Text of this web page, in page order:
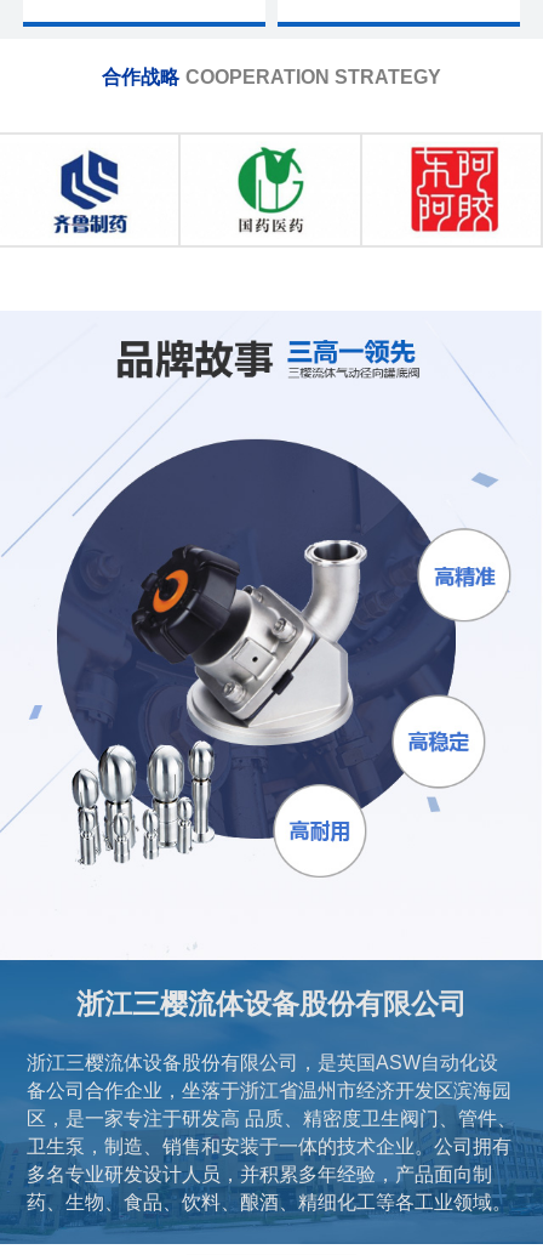
合作战略 COOPERATION STRATEGY
浙江三樱流体设备股份有限公司
浙江三樱流体设备股份有限公司，是英国ASW自动化设
备公司合作企业，坐落于浙江省温州市经济开发区滨海园
区，是一家专注于研发高 品质、精密度卫生阀门、管件、
卫生泵，制造、销售和安装于一体的技术企业。公司拥有
多名专业研发设计人员，并积累多年经验，产品面向制
药、生物、食品、饮料、酿酒、精细化工等各工业领域。